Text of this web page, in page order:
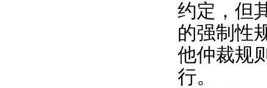
约定，但
的强制性
他仲裁规
行。